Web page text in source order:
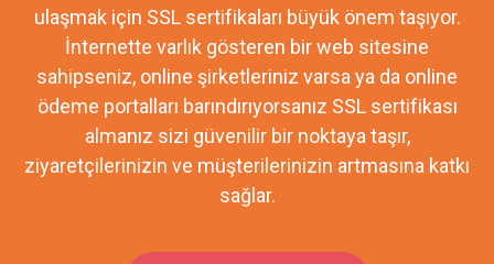
ulaşmak için SSL sertifikaları büyük önem taşıyor.
İnternette varlık gösteren bir web sitesine
sahipseniz, online şirketleriniz varsa ya da online
ödeme portalları barındırıyorsanız SSL sertifikası
almanız sizi güvenilir bir noktaya taşır,
ziyaretçilerinizin ve müşterilerinizin artmasına katkı
sağlar.